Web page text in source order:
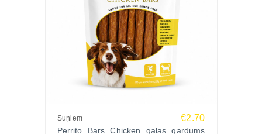
Suņiem €2.70
Perrito Bars Chicken gaļas gardums